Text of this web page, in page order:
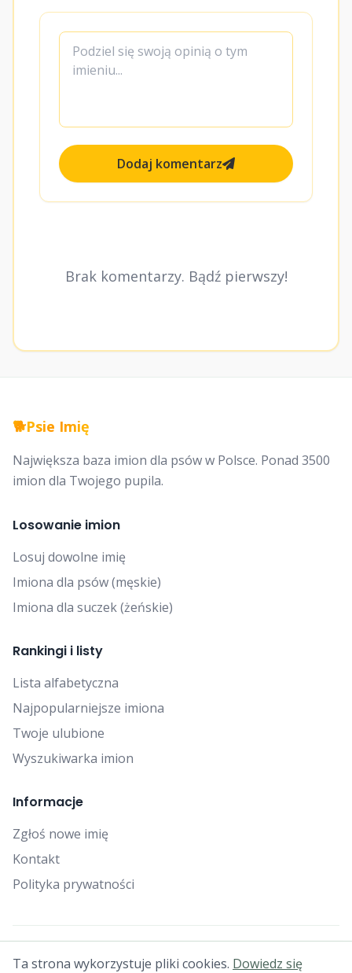
Dodaj komentarz
Brak komentarzy. Bądź pierwszy!
🐕Psie Imię
Największa baza imion dla psów w Polsce. Ponad 3500
imion dla Twojego pupila.
Losowanie imion
Losuj dowolne imię
Imiona dla psów (męskie)
Imiona dla suczek (żeńskie)
Rankingi i listy
Lista alfabetyczna
Najpopularniejsze imiona
Twoje ulubione
Wyszukiwarka imion
Informacje
Zgłoś nowe imię
Kontakt
Polityka prywatności
© 2025 Falcon Bytes. Wszelkie prawa zastrzeżone.
Ta strona wykorzystuje pliki cookies. Dowiedz się